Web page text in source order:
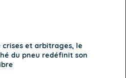
crises et arbitrages, le
du pneu redéfinit son